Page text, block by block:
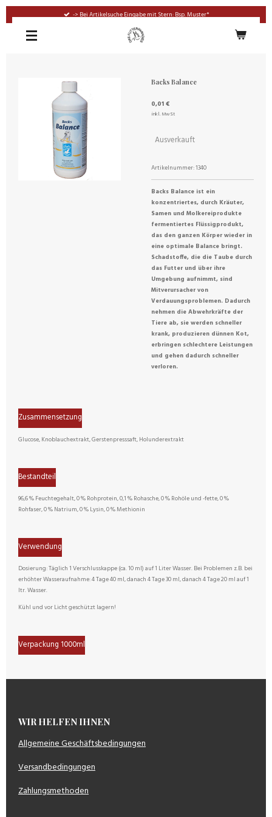
springen
-> Bei Artikelsuche Eingabe mit Stern: Bsp. Muster*
Backs Balance
0,01 €
inkl. MwSt
Ausverkauft
Artikelnummer:1340
Backs Balance ist ein
konzentriertes, durch Kräuter,
Samen und Molkereiprodukte
fermentiertes Flüssigprodukt,
das den ganzen Körper wieder in
eine optimale Balance bringt.
Schadstoffe, die die Taube durch
das Futter und über ihre
Umgebung aufnimmt, sind
Mitverursacher von
Verdauungsproblemen. Dadurch
nehmen die Abwehrkräfte der
Tiere ab, sie werden schneller
krank, produzieren dünnen Kot,
erbringen schlechtere Leistungen
und gehen dadurch schneller
verloren.
Zusammensetzung
Glucose, Knoblauchextrakt, Gerstenpresssaft, Holunderextrakt
Bestandteil
96,6 % Feuchtegehalt, 0 % Rohprotein, 0,1 % Rohasche, 0 % Rohöle und -fette, 0 %
Rohfaser, 0 % Natrium, 0 % Lysin, 0 % Methionin
Verwendung
Dosierung: Täglich 1 Verschlusskappe (ca. 10 ml) auf 1 Liter Wasser. Bei Problemen z.B. bei
erhöhter Wasseraufnahme: 4 Tage 40 ml, danach 4 Tage 30 ml, danach 4 Tage 20 ml auf 1
ltr. Wasser.
Kühl und vor Licht geschützt lagern!
Verpackung 1000ml
WIR HELFEN IHNEN
Allgemeine Geschäftsbedingungen
Versandbedingungen
Zahlungsmethoden